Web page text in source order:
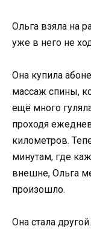
Ольга взяла на
уже в него не
Она купила
массаж спины,
ещё много
проходя
километров.
минутам, где
внешне, Ольга
произошло.
Она стала